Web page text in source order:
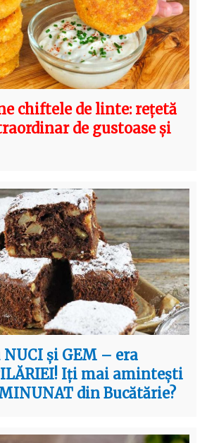
chiftele de linte: rețetă
de gustoase și
NUCI și GEM – era
Iți mai amintești
din Bucătărie?